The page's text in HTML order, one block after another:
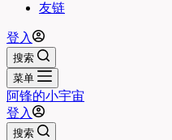
友链
登入
搜索
菜单
阿锋的小宇宙
登入
搜索